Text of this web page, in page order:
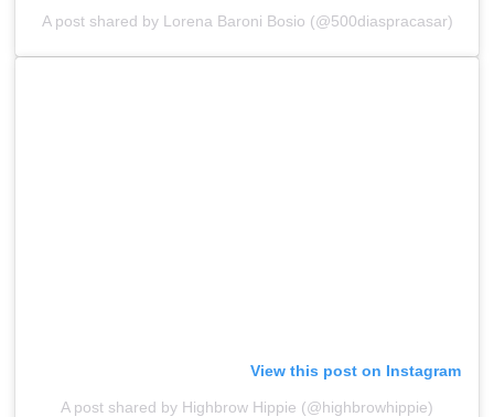
A post shared by Lorena Baroni Bosio (@500diaspracasar)
View this post on Instagram
A post shared by Highbrow Hippie (@highbrowhippie)